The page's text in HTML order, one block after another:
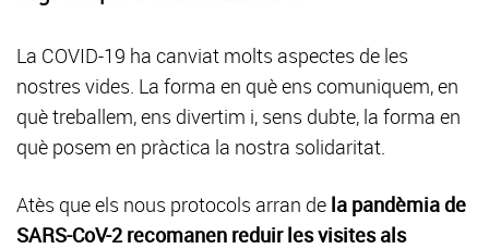
La COVID-19 ha canviat molts aspectes de les
nostres vides. La forma en què ens comuniquem, en
què treballem, ens divertim i, sens dubte, la forma en
què posem en pràctica la nostra solidaritat.
Atès que els nous protocols arran de la pandèmia de
SARS-CoV-2 recomanen reduir les visites als